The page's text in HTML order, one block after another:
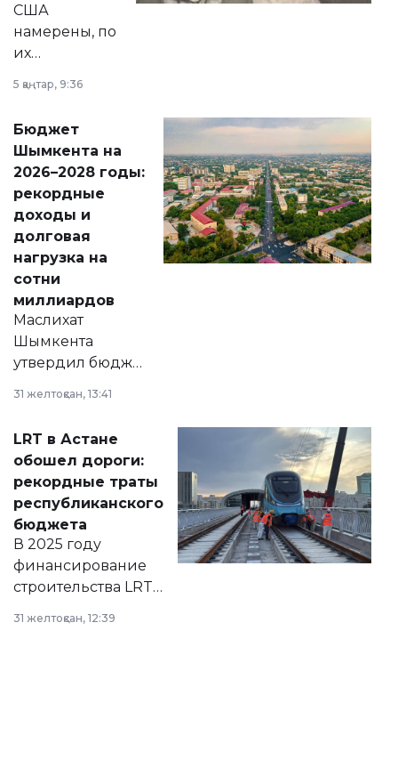
США
намерены, по
их
принести
народу
Венесуэлы.
5 қаңтар, 9:36
Бюджет
Шымкента на
2026–2028 годы:
рекордные
доходы и
долговая
нагрузка на
сотни
миллиардов
Маслихат
Шымкента
утвердил бюджет
2028 годы.
документ
появился в базе
нормативных
правовых актов и
на сайте маслихат
города.
31 желтоқсан, 13:41
LRT в Астане
обошел дороги:
рекордные траты
республиканского
бюджета
В 2025 году
финансирование
строительства LRT
республиканского
31 желтоқсан, 12:39